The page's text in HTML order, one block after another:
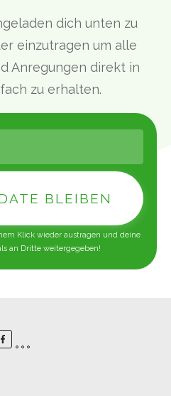
dich unten zu
einzutragen um alle
Anregungen direkt in
zu erhalten.
BLEIBEN
Klick wieder austragen und deine
an Dritte weitergegeben!